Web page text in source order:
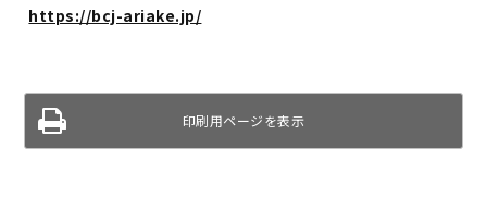
https://bcj-ariake.jp/
印刷用ページを表示